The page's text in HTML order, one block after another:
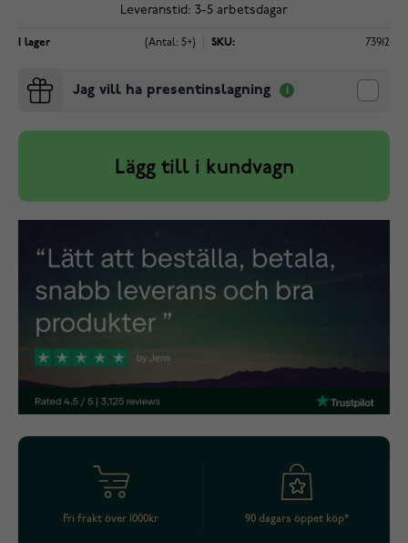
Leveranstid: 3-5 arbetsdagar
I lager (Antal: 5+) SKU: 73912
Jag vill ha presentinslagning
Lägg till i kundvagn
Fri frakt över 1000kr 90 dagars öppet köp*